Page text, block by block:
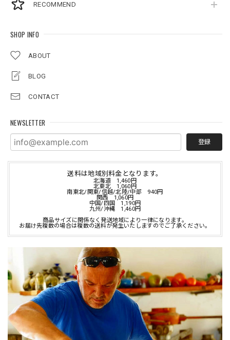
RECOMMEND
SHOP INFO
ABOUT
BLOG
CONTACT
NEWSLETTER
登録
送料は地域別料金となります。
北海道 1,460円
北東北 1,060円
南東北/関東/信越/北陸/中部 940円
関西 1,060円
中国/四国 1,190円
九州/沖縄 1,460円
商品サイズに関係なく発送地域により一律になります。
お届け先複数の場合は複数の送料が発生いたしますのでご了承ください。